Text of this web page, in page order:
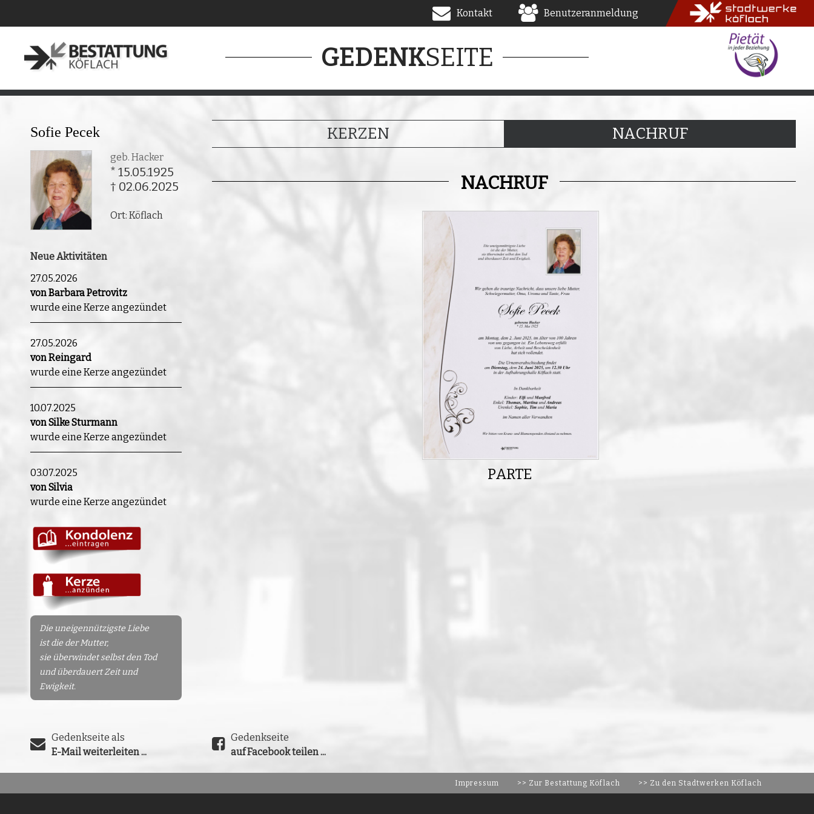
Kontakt Benutzeranmeldung
GEDENKSEITE
Sofie Pecek
geb. Hacker
* 15.05.1925
† 02.06.2025
Ort: Köflach
Neue Aktivitäten
27.05.2026
von Barbara Petrovitz
wurde eine Kerze angezündet
27.05.2026
von Reingard
wurde eine Kerze angezündet
10.07.2025
von Silke Sturmann
wurde eine Kerze angezündet
03.07.2025
von Silvia
wurde eine Kerze angezündet
Die uneigennützigste Liebe
ist die der Mutter,
sie überwindet selbst den Tod
und überdauert Zeit und
Ewigkeit.
KERZEN NACHRUF
NACHRUF
PARTE
Gedenkseite als
E-Mail weiterleiten ...
Gedenkseite
auf Facebook teilen ...
Impressum >> Zur Bestattung Köflach >> Zu den Stadtwerken Köflach